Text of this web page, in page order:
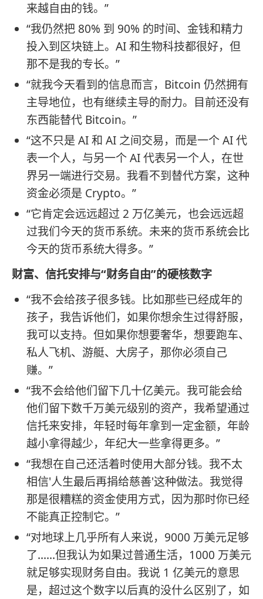
来越自由的钱。”
“我仍然把 80% 到 90% 的时间、金钱和精力
投入到区块链上。AI 和生物科技都很好，但
那不是我的专长。”
“就我今天看到的信息而言，Bitcoin 仍然拥有
主导地位，也有继续主导的耐力。目前还没有
东西能替代 Bitcoin。”
“这不只是 AI 和 AI 之间交易，而是一个 AI 代
表一个人，与另一个 AI 代表另一个人，在世
界另一端进行交易。我看不到替代方案，这种
资金必须是 Crypto。”
“它肯定会远远超过 2 万亿美元，也会远远超
过我们今天的货币系统。未来的货币系统会比
今天的货币系统大得多。”
财富、信托安排与“财务自由”的硬核数字
“我不会给孩子很多钱。比如那些已经成年的
孩子，我告诉他们，如果你想余生过得舒服，
我可以支持。但如果你想要奢华，想要跑车、
私人飞机、游艇、大房子，那你必须自己
赚。”
“我不会给他们留下几十亿美元。我可能会给
他们留下数千万美元级别的资产，我希望通过
信托来安排，年轻时每年拿到一定金额，年龄
越小拿得越少，年纪大一些拿得更多。”
“我想在自己还活着时使用大部分钱。我不太
相信'人生最后再捐给慈善'这种做法。我觉得
那是很糟糕的资金使用方式，因为那时你已经
不能真正控制它。”
“对地球上几乎所有人来说，9000 万美元足够
了……但我认为如果过普通生活，1000 万美元
就足够实现财务自由。我说 1 亿美元的意思
是，超过这个数字以后真的没什么区别了，如